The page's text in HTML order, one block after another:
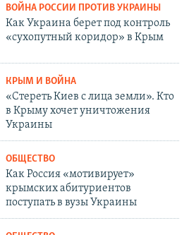
ВОЙНА РОССИИ ПРОТИВ УКРАИНЫ
Как Украина берет под контроль
«сухопутный коридор» в Крым
КРЫМ И ВОЙНА
«Стереть Киев с лица земли». Кто
в Крыму хочет уничтожения
Украины
ОБЩЕСТВО
Как Россия «мотивирует»
крымских абитуриентов
поступать в вузы Украины